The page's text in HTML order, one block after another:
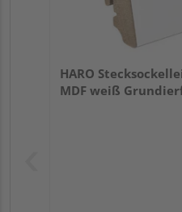
HARO
MDF weiß